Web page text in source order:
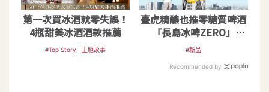
第一次買冰酒就零失誤！
4瓶甜美冰酒酒款推薦
#Top Story | 主題故事
臺虎精釀也推零糖質啤酒
「長島冰啤ZERO」
9.99％還0普林
#新品
Recommended by